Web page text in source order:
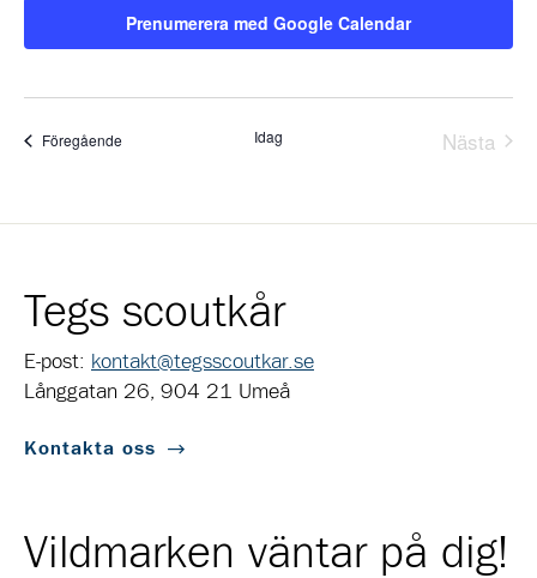
Prenumerera med Google Calendar
Föregående Idag
Nästa
Tegs scoutkår
E-post: kontakt@tegsscoutkar.se
Långgatan 26, 904 21 Umeå
Kontakta oss
Vildmarken väntar på dig!